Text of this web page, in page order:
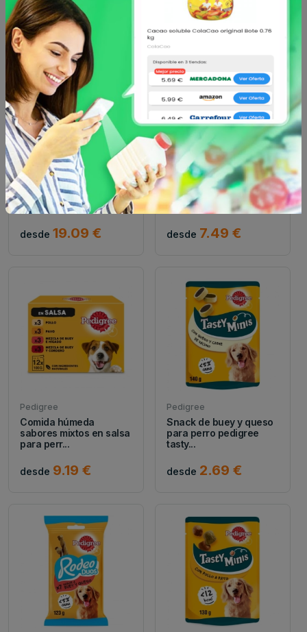
Pedigree
Snacks dental para
perros medianos
pedigree dai...
desde 19.09 €
Pedigree
Snacks dental para
perros pequeños
pedigree den...
desde 7.49 €
Pedigree
Comida húmeda
sabores mixtos en salsa
para perr...
desde 9.19 €
Pedigree
Snack de buey y queso
para perro pedigree
tasty...
desde 2.69 €